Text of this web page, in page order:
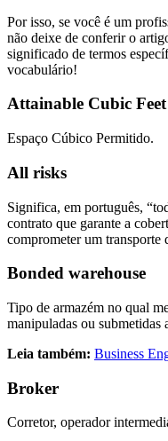
Por isso, se você é um
não deixe de conferir o
significado de termos
vocabulário!
Attainable Cubic
Espaço Cúbico Permitido.
All risks
Significa, em português,
contrato que garante a
comprometer um transporte
Bonded warehouse
Tipo de armazém no qual
manipuladas ou submetidas
Leia também: Business
Broker
Corretor, operador